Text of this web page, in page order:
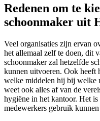
Redenen om te
schoonmaker uit
Veel organisaties zijn ervan
het allemaal zelf te doen, dit
schoonmaker zal hetzelfde
kunnen uitvoeren. Ook heeft
welke middelen hij bij welke
weet ook alles af van de
hygiëne in het kantoor. Het
medewerkers gebruik